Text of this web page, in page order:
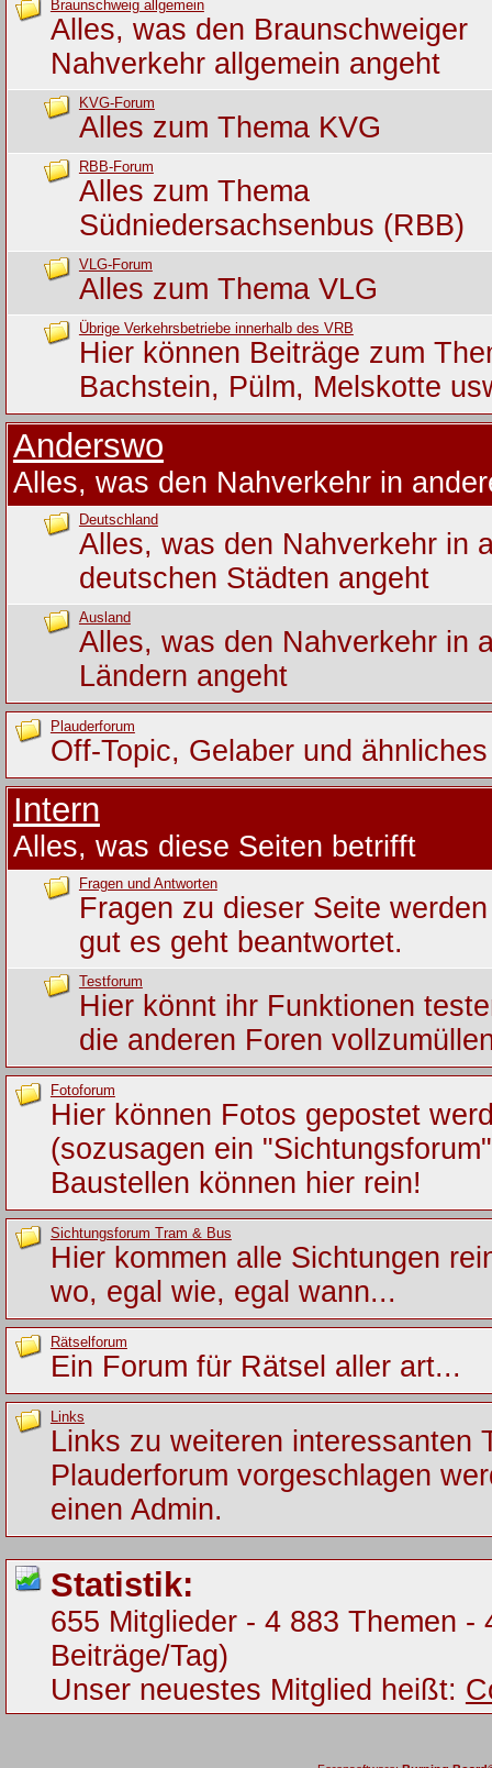
Braunschweig allgemein
Alles, was den Braunschweiger
Nahverkehr allgemein angeht
KVG-Forum
Alles zum Thema KVG
RBB-Forum
Alles zum Thema
Südniedersachsenbus (RBB)
VLG-Forum
Alles zum Thema VLG
Übrige Verkehrsbetriebe innerhalb des VRB
Hier können Beiträge zum
Bachstein, Pülm, Melskotte
Anderswo
Alles, was den Nahverkehr in
Deutschland
Alles, was den Nahverkehr in
deutschen Städten angeht
Ausland
Alles, was den Nahverkehr in
Ländern angeht
Plauderforum
Off-Topic, Gelaber und ähnliches
Intern
Alles, was diese Seiten betrifft
Fragen und Antworten
Fragen zu dieser Seite
gut es geht beantwortet.
Testforum
Hier könnt ihr Funktionen
die anderen Foren
Fotoforum
Hier können Fotos gepostet
(sozusagen ein
Baustellen können hier rein!
Sichtungsforum Tram & Bus
Hier kommen alle Sichtungen
wo, egal wie, egal wann...
Rätselforum
Ein Forum für Rätsel aller art...
Links
Links zu weiteren interessanten
Plauderforum vorgeschlagen
einen Admin.
Statistik:
655 Mitglieder - 4 883 Themen
Beiträge/Tag)
Unser neuestes Mitglied heißt: